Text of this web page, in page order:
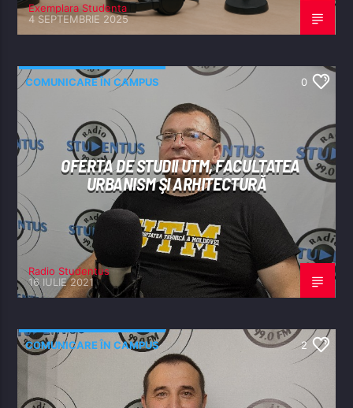
Exemplara Studenta
4 SEPTEMBRIE 2025
COMUNICARE ÎN CAMPUS 0
OFERTA DE STUDII UTM, FACULTATEA
URBANISM ŞI ARHITECTURĂ
Radio Studentus
16 IULIE 2021
COMUNICARE ÎN CAMPUS 2